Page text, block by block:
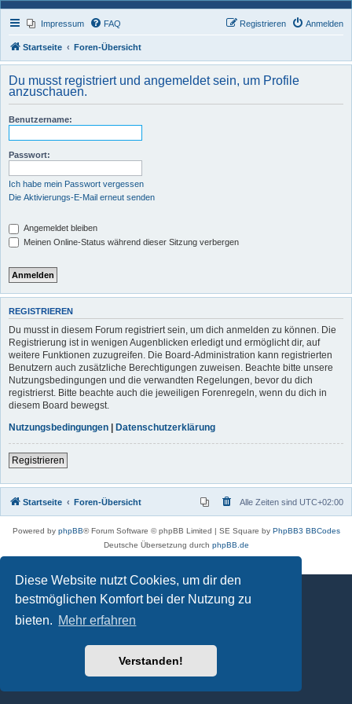
Diese Website nutzt Cookies, um dir den
bestmöglichen Komfort bei der Nutzung zu
bieten. Mehr erfahren
Verstanden!
Impressum FAQ Anmelden
Registrieren
Startseite Foren-Übersicht
Du musst registriert und angemeldet sein, um Profile
anzuschauen.
Benutzername:
Passwort:
Ich habe mein Passwort vergessen
Die Aktivierungs-E-Mail erneut senden
Angemeldet bleiben
Meinen Online-Status während dieser Sitzung verbergen
REGISTRIEREN
Du musst in diesem Forum registriert sein, um dich anmelden zu können. Die
Registrierung ist in wenigen Augenblicken erledigt und ermöglicht dir, auf
weitere Funktionen zuzugreifen. Die Board-Administration kann registrierten
Benutzern auch zusätzliche Berechtigungen zuweisen. Beachte bitte unsere
Nutzungsbedingungen und die verwandten Regelungen, bevor du dich
registrierst. Bitte beachte auch die jeweiligen Forenregeln, wenn du dich in
diesem Board bewegst.
Nutzungsbedingungen | Datenschutzerklärung
Registrieren
Startseite Foren-Übersicht Alle Zeiten sind UTC+02:00
Powered by phpBB® Forum Software © phpBB Limited | SE Square by PhpBB3 BBCodes
Deutsche Übersetzung durch phpBB.de
Datenschutz|Nutzungsbedingungen